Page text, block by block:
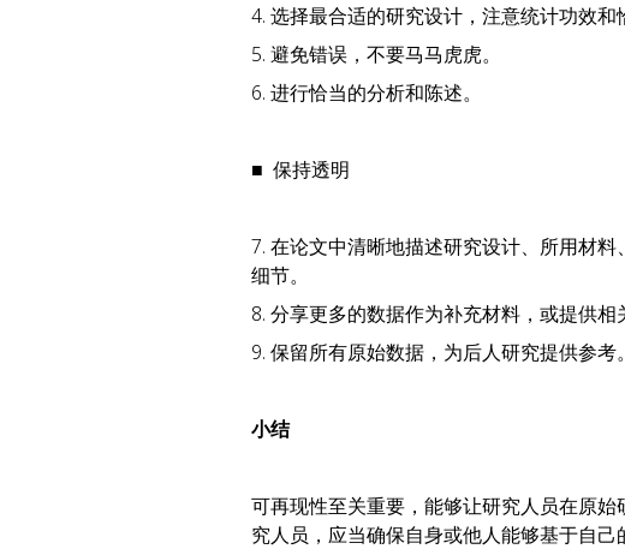
4. 选择最合适的研究设计，注意统计功效和
5. 避免错误，不要马马虎虎。
6. 进行恰当的分析和陈述。
■ 保持透明
7. 在论文中清晰地描述研究设计、所用材
细节。
8. 分享更多的数据作为补充材料，或提供相
9. 保留所有原始数据，为后人研究提供参考。
小结
可再现性至关重要，能够让研究人员在原
究人员，应当确保自身或他人能够基于自己